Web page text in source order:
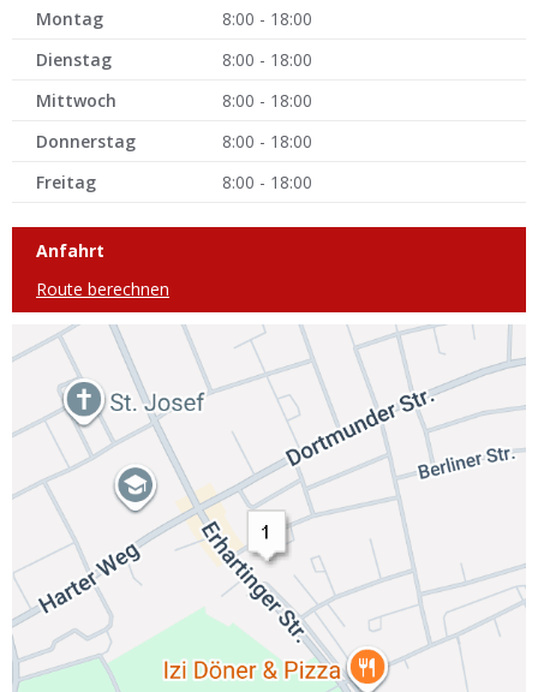
Montag
8:00 - 18:00
Dienstag
8:00 - 18:00
Mittwoch
8:00 - 18:00
Donnerstag
8:00 - 18:00
Freitag
8:00 - 18:00
Anfahrt
Route berechnen